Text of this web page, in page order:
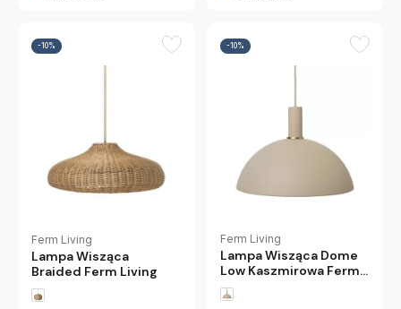
-10%
Ferm Living
Lampa Wisząca
Braided Ferm Living
-10%
Ferm Living
Lampa Wisząca Dome
Low Kaszmirowa Ferm
Living